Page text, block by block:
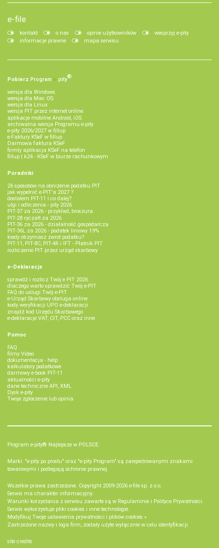
e-file
kontakt o nas opinie użytkowników
wesprzyj e-pity
informacje prawne
mapa serwisu
Pobierz Program e‑pity®
wersja dla Windows
wersja dla Mac OS
wersja dla Linux
wersja PIT przez internet online
aplikacje mobilne Android, iOS
archiwalna wersja Programu e-pity
e-pity 2026/2027 w fillup
e‑Faktury KSeF w fillup
Darmowa faktura KSeF
firmly aplikacja KSeF na telefon
fillup | k24 - KSeF w biurze rachunkowym
Poradniki
26 sposobów na obniżenie podatku PIT
jak wypełnić e-PIT'a 2027 ?
dostałem PIT-11 i co dalej?
ulgi i odliczenia - pity 2026
PIT-37 za 2026 - przykład, broszura
PIT-28 ryczałt za 2026
PIT-36 za 2026 - działalność gospodarcza
PIT-36L za 2026 - podatek liniowy 19%
kiedy otrzymasz zwrot podatku?
PIT-11, PIT-8C, PIT-4R i IFT - Płatnik PIT
rozliczenie PIT przez urząd skarbowy
e-Deklaracje
sprawdź i rozlicz Twój e PIT 2026
dlaczego warto sprawdzić Twój e-PIT
FAQ do usługi Twój e-PIT
e-Urząd Skarbowy obsługa online
kody weryfikacji UPO e-deklaracji
znajdź kod Urzędu Skarbowego
e-deklaracje VAT, CIT, PCC oraz inne
Pomoc
FAQ
filmy Video
dokumentacja - help
kalkulatory podatkowe
darmowy e-book PIT-11
aktualności e-pity
dane techniczne API, XML
Dysk e-pity
Twoje zgłoszenie lub opinia
Program e-pity® Najlepsze w POLSCE.
Marki: "e-pity po prostu" oraz "e-pity Program" są zarejestrowanymi znakami
towarowymi i podlegają ochronie prawnej.
Wszelkie prawa zastrzeżone. Copyright 2009-2026 e-file sp. z o.o.
Serwis ma charakter informacyjny.
Warunki korzystania z serwisu zawarte są w Regulaminie i Polityce Prywatności.
Serwis wykorzystuje pliki cookies i inne technologie.
Modyfikuj Twoje ustawienia prywatności i plików cookies »
Zastrzeżone nazwy i loga firm, zostały użyte wyłącznie w celu identyfikacji.
site credits